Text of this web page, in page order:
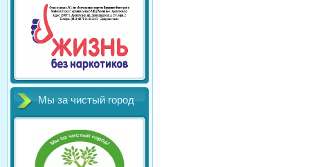
Мы за чистый город